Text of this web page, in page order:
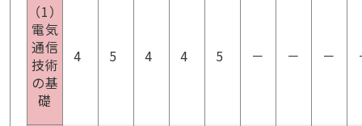
（1）
電気
通信
技術
の基
礎
4 5 4 4 5 － － －